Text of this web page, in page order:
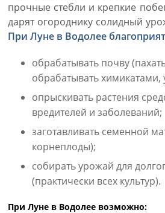
прочные стебли и крепкие
дарят огороднику солидный
При Луне в Водолее
обрабатывать почву
обрабатывать химикатами,
опрыскивать растения
вредителей и заболеваний;
заготавливать семенной
корнеплоды);
собирать урожай для
(практически всех культур).
При Луне в Водолее возможно: